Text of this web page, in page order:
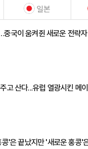
일본
국이 움켜쥔 새로운 전략자
고 산다...유럽 열광시킨 메이
'은 끝났지만 '새로운 홍콩'